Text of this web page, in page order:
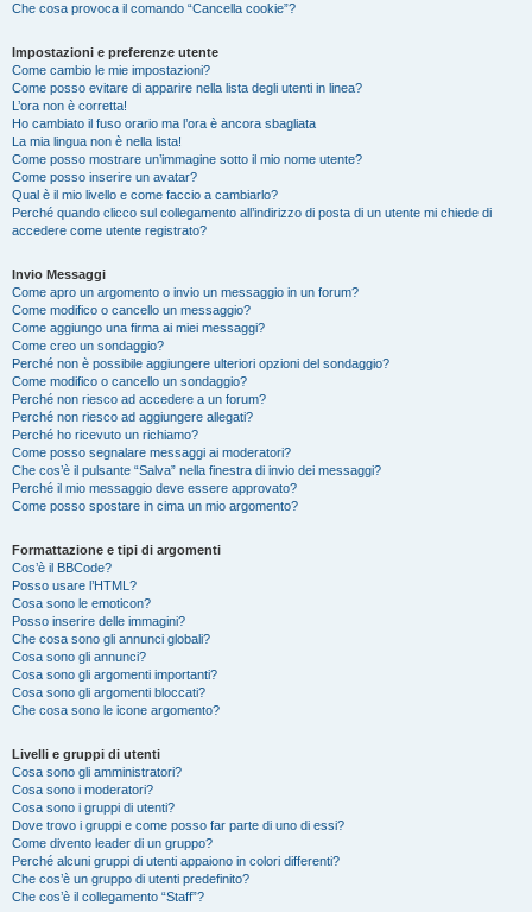
Che cosa provoca il comando “Cancella cookie”?
Impostazioni e preferenze utente
Come cambio le mie impostazioni?
Come posso evitare di apparire nella lista degli utenti in linea?
L’ora non è corretta!
Ho cambiato il fuso orario ma l’ora è ancora sbagliata
La mia lingua non è nella lista!
Come posso mostrare un’immagine sotto il mio nome utente?
Come posso inserire un avatar?
Qual è il mio livello e come faccio a cambiarlo?
Perché quando clicco sul collegamento all’indirizzo di posta di un utente mi chiede di
accedere come utente registrato?
Invio Messaggi
Come apro un argomento o invio un messaggio in un forum?
Come modifico o cancello un messaggio?
Come aggiungo una firma ai miei messaggi?
Come creo un sondaggio?
Perché non è possibile aggiungere ulteriori opzioni del sondaggio?
Come modifico o cancello un sondaggio?
Perché non riesco ad accedere a un forum?
Perché non riesco ad aggiungere allegati?
Perché ho ricevuto un richiamo?
Come posso segnalare messaggi ai moderatori?
Che cos’è il pulsante “Salva” nella finestra di invio dei messaggi?
Perché il mio messaggio deve essere approvato?
Come posso spostare in cima un mio argomento?
Formattazione e tipi di argomenti
Cos’è il BBCode?
Posso usare l’HTML?
Cosa sono le emoticon?
Posso inserire delle immagini?
Che cosa sono gli annunci globali?
Cosa sono gli annunci?
Cosa sono gli argomenti importanti?
Cosa sono gli argomenti bloccati?
Che cosa sono le icone argomento?
Livelli e gruppi di utenti
Cosa sono gli amministratori?
Cosa sono i moderatori?
Cosa sono i gruppi di utenti?
Dove trovo i gruppi e come posso far parte di uno di essi?
Come divento leader di un gruppo?
Perché alcuni gruppi di utenti appaiono in colori differenti?
Che cos’è un gruppo di utenti predefinito?
Che cos’è il collegamento “Staff”?